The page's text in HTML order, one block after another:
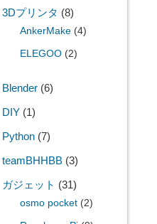
3Dプリンタ (8)
AnkerMake(4)
ELEGOO(2)
Blender(6)
DIY(1)
Python(7)
teamBHHBB(3)
ガジェット (31)
osmo pocket(2)